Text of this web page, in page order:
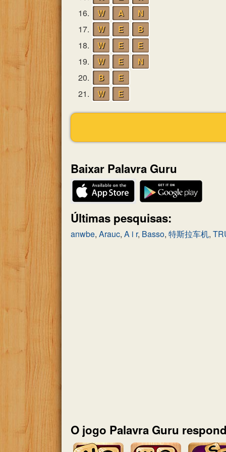
16.
W A
N
17.
W E
B
18.
W E
E
19.
W E
N
20.
B
E
21.
W E
Baixar Palavra Guru
Últimas pesquisas:
anwbe, Arauc, A i r, Basso, 特斯拉车机,
O jogo Palavra Guru